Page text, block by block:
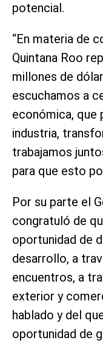
potencial.
“En materia de
Quintana Roo
millones de
escuchamos a
económica, que
industria,
trabajamos
para que esto
Por su parte el
congratuló de
oportunidad de
desarrollo, a
encuentros, a
exterior y
hablado y del
oportunidad de